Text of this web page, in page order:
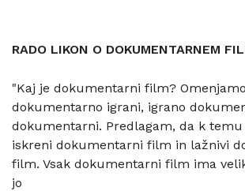
RADO LIKON O DOKUMENTARNEM
"Kaj je dokumentarni film?
dokumentarno igrani, igrano
dokumentarni. Predlagam, da k temu
iskreni dokumentarni film in lažnivi
film. Vsak dokumentarni film ima
jo